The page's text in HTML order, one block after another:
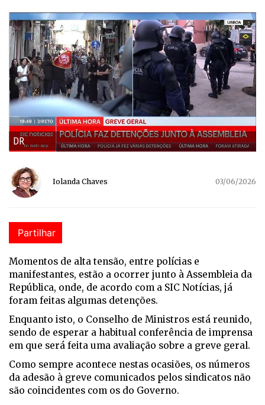
DR
Iolanda Chaves 03/06/2026
Partilhar
Momentos de alta tensão, entre polícias e
manifestantes, estão a ocorrer junto à Assembleia da
República, onde, de acordo com a SIC Notícias, já
foram feitas algumas detenções.
Enquanto isto, o Conselho de Ministros está reunido,
sendo de esperar a habitual conferência de imprensa
em que será feita uma avaliação sobre a greve geral.
Como sempre acontece nestas ocasiões, os números
da adesão à greve comunicados pelos sindicatos não
são coincidentes com os do Governo.